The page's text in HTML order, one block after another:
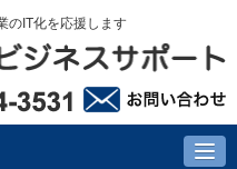
のIT化を応援します